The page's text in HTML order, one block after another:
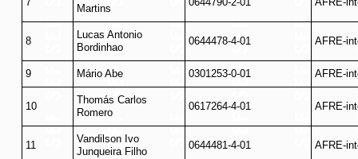
Martins
8
Lucas Antonio
Bordinhao
0644478-4-01 AFRE-
9 Mário Abe 0301253-0-01 AFRE-
10
Thomás Carlos
Romero
0617264-4-01 AFRE-
11
Vandilson Ivo
Junqueira Filho
0644481-4-01 AFRE-